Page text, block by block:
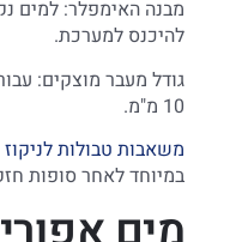
מבנה האימפלר: למים
להיכנס למערכת.
גודל מעבר מוצקים:
10 מ"מ.
משאבות טבולות לניקוז
במיוחד לאחר סופות